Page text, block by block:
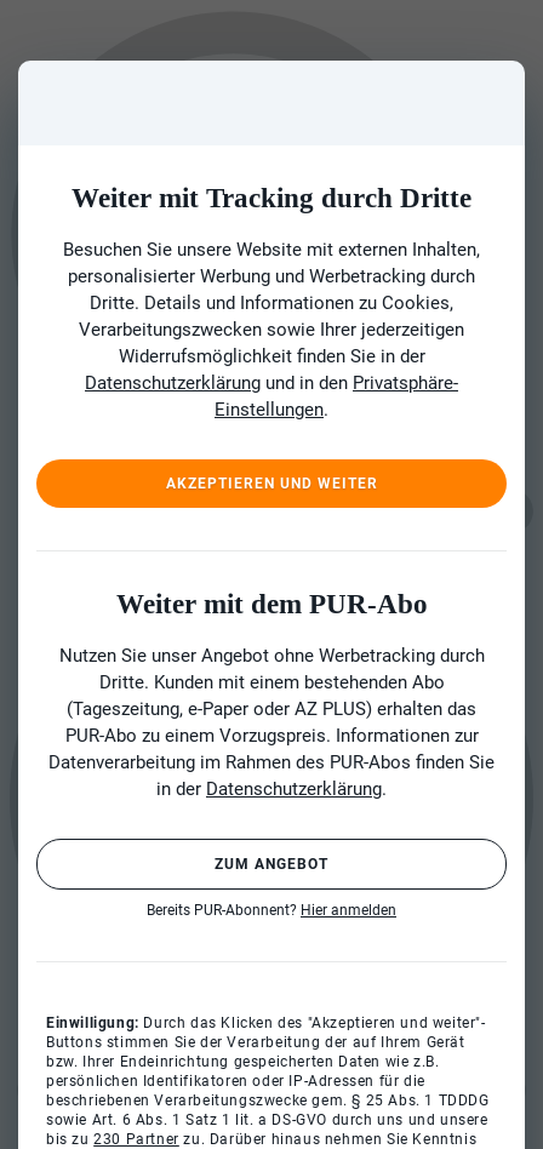
Weiter mit Tracking durch Dritte
Besuchen Sie unsere Website mit externen Inhalten,
personalisierter Werbung und Werbetracking durch
Dritte. Details und Informationen zu Cookies,
Verarbeitungszwecken sowie Ihrer jederzeitigen
Widerrufsmöglichkeit finden Sie in der
Datenschutzerklärung und in den Privatsphäre-
Einstellungen.
AKZEPTIEREN UND WEITER
Weiter mit dem PUR-Abo
Nutzen Sie unser Angebot ohne Werbetracking durch
Dritte. Kunden mit einem bestehenden Abo
(Tageszeitung, e-Paper oder AZ PLUS) erhalten das
PUR-Abo zu einem Vorzugspreis. Informationen zur
Datenverarbeitung im Rahmen des PUR-Abos finden Sie
in der Datenschutzerklärung.
ZUM ANGEBOT
Bereits PUR-Abonnent? Hier anmelden
Einwilligung: Durch das Klicken des "Akzeptieren und weiter"-
Buttons stimmen Sie der Verarbeitung der auf Ihrem Gerät
bzw. Ihrer Endeinrichtung gespeicherten Daten wie z.B.
persönlichen Identifikatoren oder IP-Adressen für die
beschriebenen Verarbeitungszwecke gem. § 25 Abs. 1 TDDDG
sowie Art. 6 Abs. 1 Satz 1 lit. a DS-GVO durch uns und unsere
bis zu230 Partner zu. Darüber hinaus nehmen Sie Kenntnis